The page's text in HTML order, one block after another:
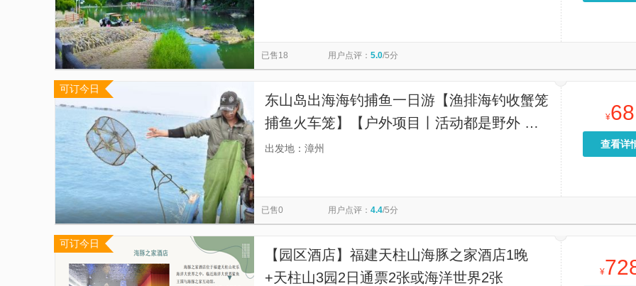
已售18 用户点评： 5.0/5分
可订今日
东山岛出海海钓捕鱼一日游【渔排海钓收蟹笼
捕鱼火车笼】【户外项目丨活动都是野外 尽
力帮客人收获 但收获多寡无法保证 不建议许
出发地：漳州
¥68
查看详
已售0 用户点评： 4.4/5分
可订今日
【园区酒店】福建天柱山海豚之家酒店1晚
+天柱山3园2日通票2张或海洋世界2张
¥